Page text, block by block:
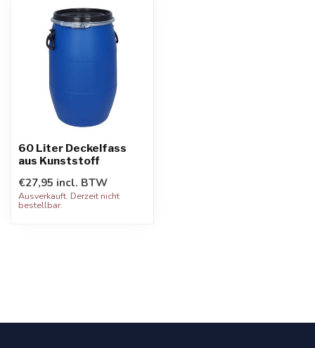
60 Liter Deckelfass
aus Kunststoff
€27,95 incl. BTW
Ausverkauft. Derzeit nicht
bestellbar.